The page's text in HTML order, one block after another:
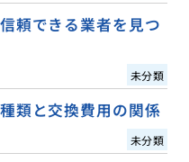
頼できる業者を見つ
未分類
類と交換費用の関係
未分類